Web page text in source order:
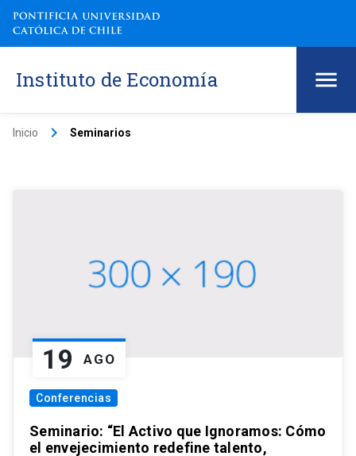
Instituto de Economía
Inicio keyboard_arrow_right Seminarios
19 AGO
Conferencias
Seminario: “El Activo que Ignoramos: Cómo
el envejecimiento redefine talento,